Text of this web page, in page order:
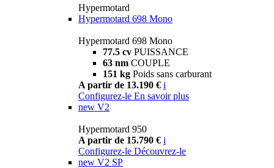
Hypermotard
Hypermotard 698 Mono
Hypermotard 698 Mono
77.5 cv PUISSANCE
63 nm COUPLE
151 kg Poids sans carburant
A partir de 13.190 € i
Configurez-le En savoir plus
new V2
Hypermotard 950
A partir de 15.790 € i
Configurez-le Découvrez-le
new V2 SP